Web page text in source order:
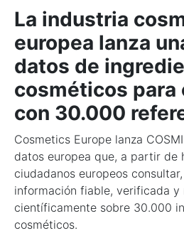
La industria
europea lanza
datos de
cosméticos para
con 30.000
Cosmetics Europe lanza
datos europea que, a partir de
ciudadanos europeos
información fiable, verificada y
científicamente sobre 30.000
cosméticos.